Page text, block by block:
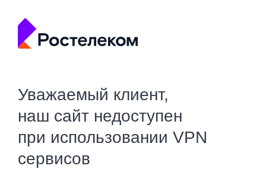
Уважаемый клиент,
наш сайт недоступен
при использовании VPN
сервисов